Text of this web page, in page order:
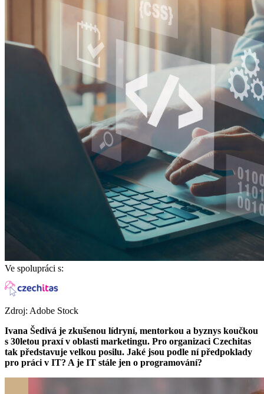
Ve spolupráci s:
Zdroj: Adobe Stock
Ivana Šedivá je zkušenou lídryní, mentorkou a byznys koučkou
s 30letou praxí v oblasti marketingu. Pro organizaci Czechitas
tak představuje velkou posilu. Jaké jsou podle ní předpoklady
pro práci v IT? A je IT stále jen o programování?